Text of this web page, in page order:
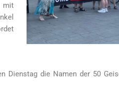
mit
Dienstag die Namen der 50